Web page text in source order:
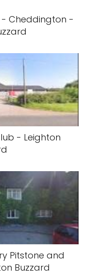
- Cheddington -
- Leighton
Pitstone and
Buzzard